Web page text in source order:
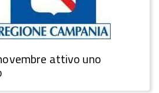
attivo uno